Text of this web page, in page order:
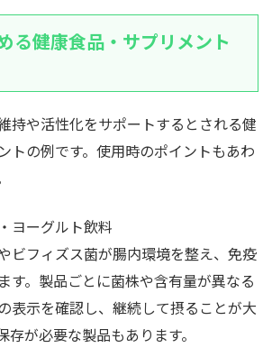
る健康食品・サプリメント
持や活性化をサポートするとされる健
トの例です。使用時のポイントもあわ
ヨーグルト飲料
ビフィズス菌が腸内環境を整え、免疫
す。製品ごとに菌株や含有量が異なる
表示を確認し、継続して摂ることが大
存が必要な製品もあります。